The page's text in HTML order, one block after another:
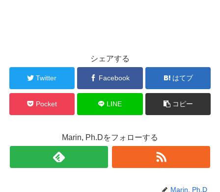
シェアする
Twitter Facebook はてブ
Pocket LINE コピー
Marin, Ph.Dをフォローする
Marin, Ph.D